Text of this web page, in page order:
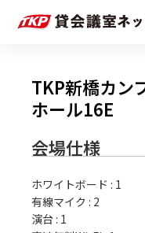
TKP新橋カン
ホール16E
会場仕様
ホワイトボード : 1
有線マイク : 2
演台 : 1